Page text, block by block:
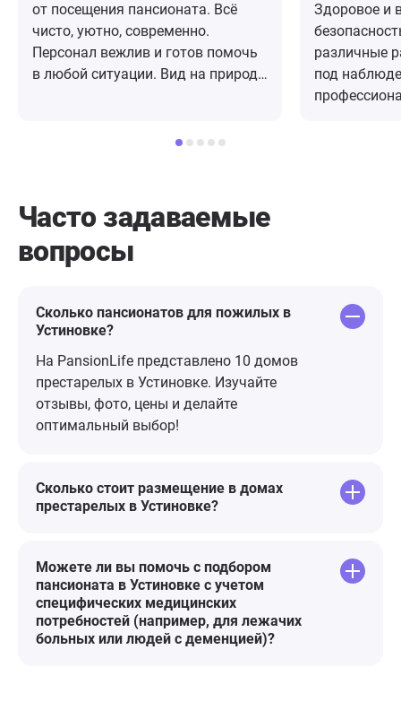
от посещения пансионата. Всё
чисто, уютно, современно.
Персонал вежлив и готов помочь
в любой ситуации. Вид на природу
насладиться таким комфортом.
Здоровое и
различные
под
профессионалов.
Часто задаваемые
вопросы
Сколько пансионатов для пожилых в
Устиновке?
На PansionLife представлено 10 домов
престарелых в Устиновке. Изучайте
отзывы, фото, цены и делайте
оптимальный выбор!
Сколько стоит размещение в домах
престарелых в Устиновке?
Можете ли вы помочь с подбором
пансионата в Устиновке с учетом
специфических медицинских
потребностей (например, для лежачих
больных или людей с деменцией)?